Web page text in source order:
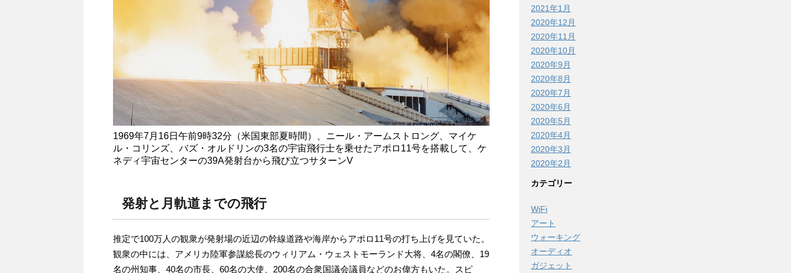
1969年7月16日午前9時32分（米国東部夏時間）、ニール・アームストロング、マイケ
ル・コリンズ、バズ・オルドリンの3名の宇宙飛行士を乗せたアポロ11号を搭載して、ケ
ネディ宇宙センターの39A発射台から飛び立つサターンV
発射と月軌道までの飛行
推定で100万人の観衆が発射場の近辺の幹線道路や海岸からアポロ11号の打ち上げを見ていた。
観衆の中には、アメリカ陸軍参謀総長のウィリアム・ウェストモーランド大将、4名の閣僚、19
名の州知事、40名の市長、60名の大使、200名の合衆国議会議員などのお偉方もいた。スピ
2021年1月
2020年12月
2020年11月
2020年10月
2020年9月
2020年8月
2020年7月
2020年6月
2020年5月
2020年4月
2020年3月
2020年2月
カテゴリー
WiFi
アート
ウォーキング
オーディオ
ガジェット